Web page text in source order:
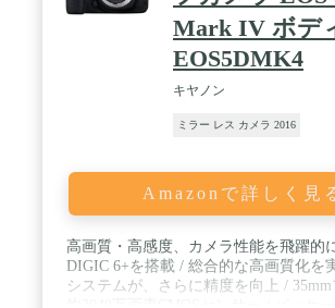
Mark IV ボデ
EOS5DMK4
キヤノン
ミラー レス カメラ 2016
Amazonで詳しく見
高画質・高感度、カメラ性能を飛躍的
DIGIC 6+を搭載 / 総合的な高画質化を
システムが、さらに精度を向上 /